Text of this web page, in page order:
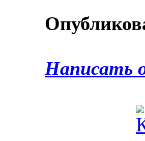
Написать